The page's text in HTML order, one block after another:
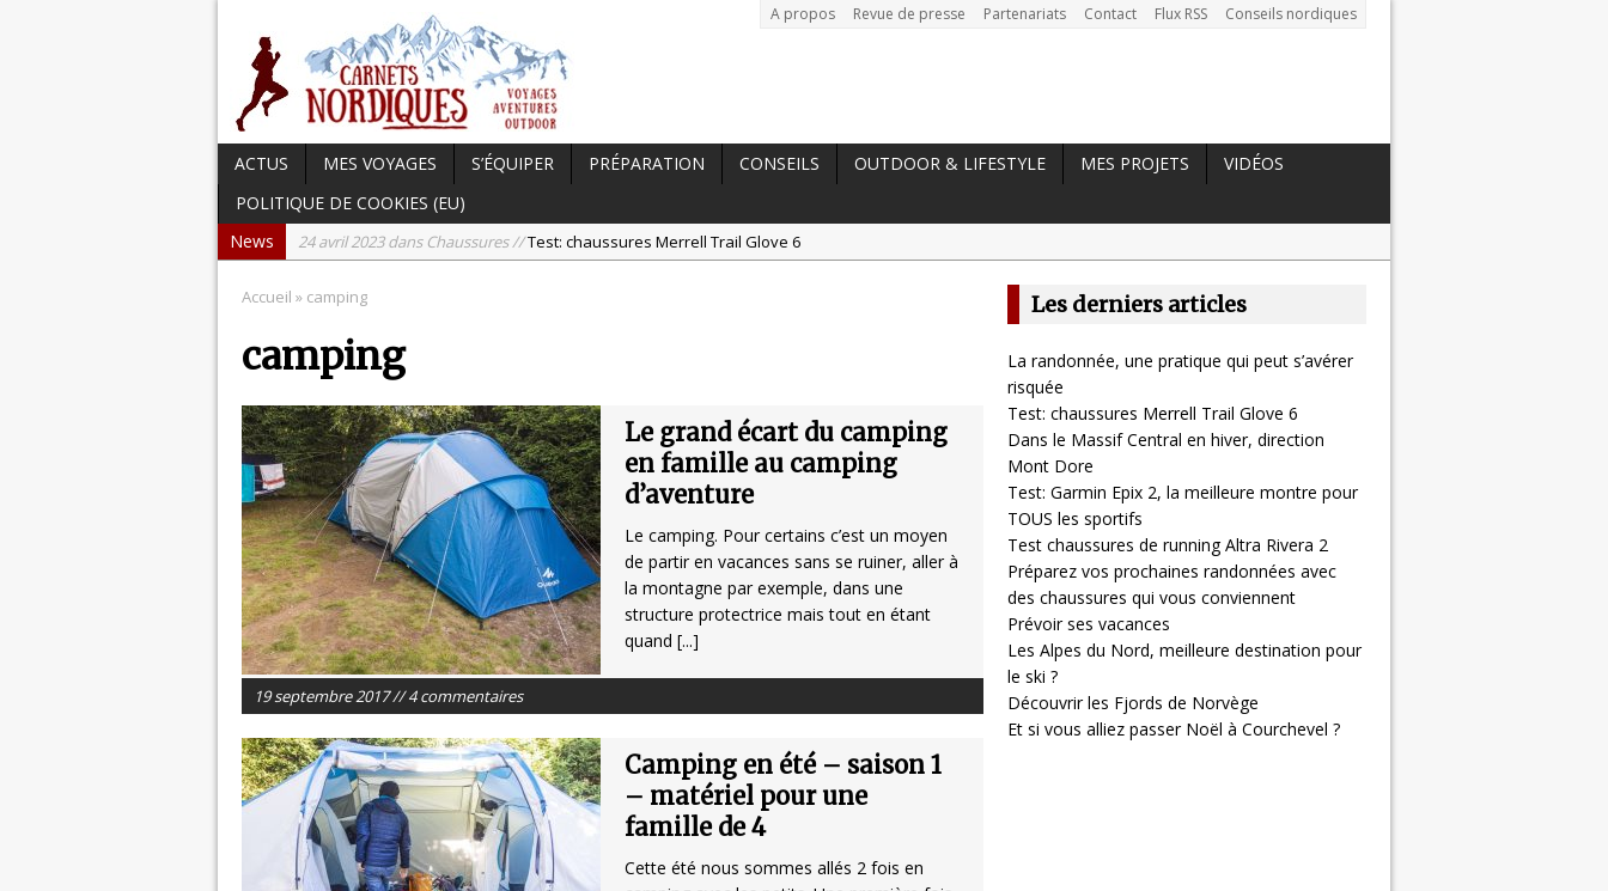
A propos Revue de presse Partenariats Contact Flux RSS Conseils nordiques
ACTUS MES VOYAGES S’ÉQUIPER PRÉPARATION CONSEILS OUTDOOR & LIFESTYLE MES PROJETS
VIDÉOS
POLITIQUE DE COOKIES (EU)
News
24 avril 2023 dans Chaussures //Test: chaussures Merrell Trail Glove 6
15 avril 2023 dans Hightech //
3 avril 2023 dans Chaussures //
21 septembre 2023 dans Actu //
Accueil » camping
camping
Le grand écart du camping
en famille au camping
d’aventure
Le camping. Pour certains c’est un moyen
de partir en vacances sans se ruiner, aller à
la montagne par exemple, dans une
structure protectrice mais tout en étant
quand [...]
19 septembre 2017 // 4 commentaires
Camping en été – saison 1
– matériel pour une
famille de 4
Cette été nous sommes allés 2 fois en
Les derniers articles
La randonnée, une pratique qui peut s’avérer
risquée
Test: chaussures Merrell Trail Glove 6
Dans le Massif Central en hiver, direction
Mont Dore
Test: Garmin Epix 2, la meilleure montre pour
TOUS les sportifs
Test chaussures de running Altra Rivera 2
Préparez vos prochaines randonnées avec
des chaussures qui vous conviennent
Prévoir ses vacances
Les Alpes du Nord, meilleure destination pour
le ski ?
Découvrir les Fjords de Norvège
Et si vous alliez passer Noël à Courchevel ?